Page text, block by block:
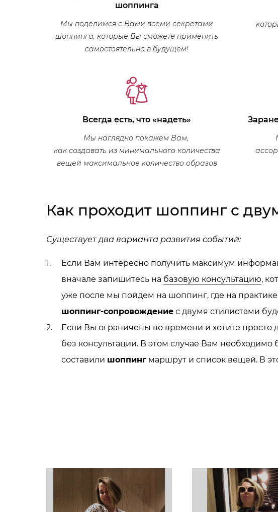
шоппинга
Мы поделимся с Вами всеми секретами
шоппинга, которые Вы сможете применить
самостоятельно в будущем!
Всегда есть, что «​надеть»​
Мы наглядно покажем Вам,
как создавать из минимального количества
вещей максимальное количество образов
Как проходит шоппинг с
Существует два варианта развития событий:
Если Вам интересно получить максимум
вначале запишитесь на базовую консультацию,
уже после мы пойдем на шоппинг, где на
шоппинг-сопровождениес двумя стилистами
Если Вы ограничены во времени и хотите
без консультации. В этом случае Вам
составили шоппингмаршрут и список вещей. В